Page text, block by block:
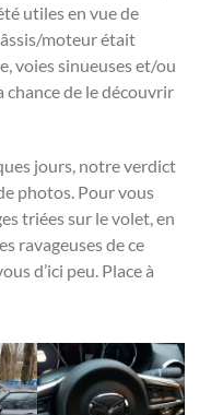
utiles en vue de
moteur était
voies sinueuses et/ou
chance de le découvrir
jours, notre verdict
photos. Pour vous
triées sur le volet, en
ravageuses de ce
d’ici peu. Place à